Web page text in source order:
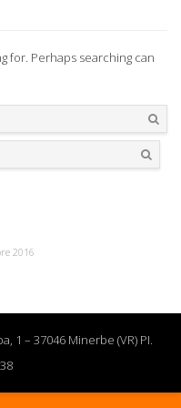
for. Perhaps searching can
2016
1 – 37046 Minerbe (VR) PI.